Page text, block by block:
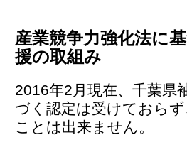
産業競争力強化法に
援の取組み
2016年2月現在、千葉県
づく認定は受けておら
ことは出来ません。